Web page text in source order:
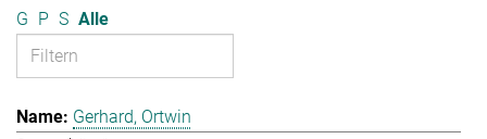
G P S Alle
Gerhard, Ortwin